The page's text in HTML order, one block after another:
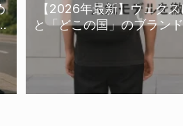
【2026年最新】ウェク
と「どこの国」のブラン
すめリュッ